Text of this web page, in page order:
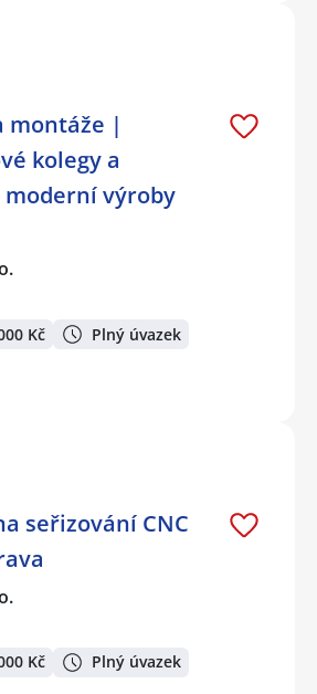
montáže |
kolegy a
moderní výroby
Kč Plný úvazek
seřizování CNC
Kč Plný úvazek